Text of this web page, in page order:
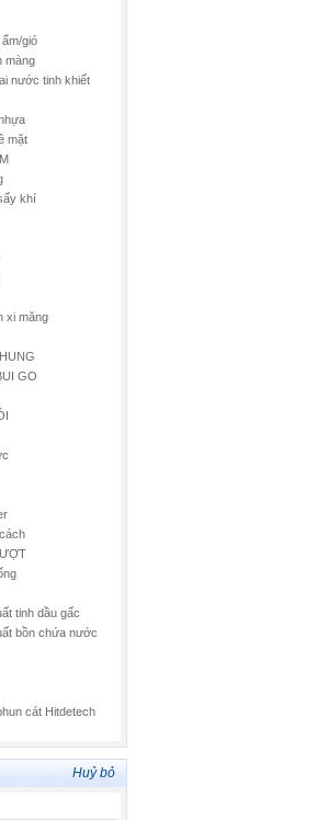
gió
màng
nước tinh khiết
mặt
khí
xi măng
GO
tinh dầu gấc
bồn chứa nước
cát Hitdetech
Huỷ bỏ